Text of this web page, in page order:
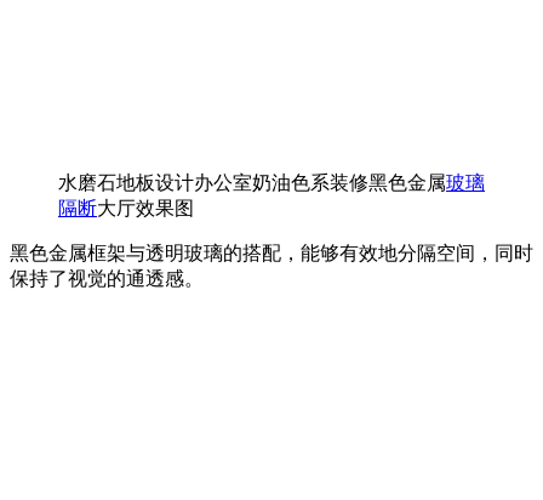
水磨石地板设计办公室奶油色系装修黑色金属玻璃
隔断大厅效果图
黑色金属框架与透明玻璃的搭配，能够有效地分隔空间，同时
保持了视觉的通透感。